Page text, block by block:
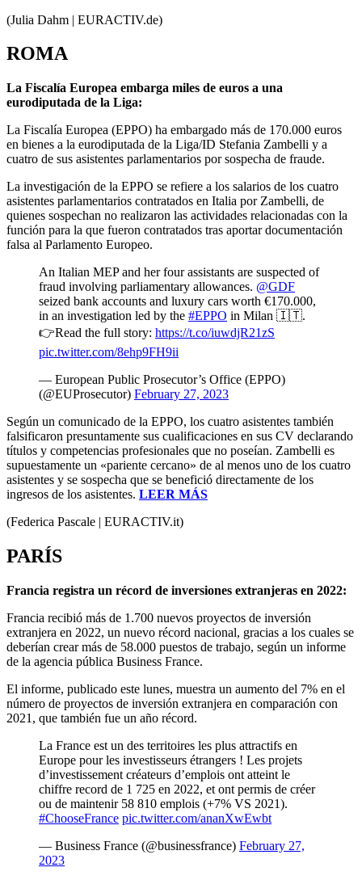
(Julia Dahm | EURACTIV.de)
ROMA
La Fiscalía Europea embarga miles de euros a una
eurodiputada de la Liga:
La Fiscalía Europea (EPPO) ha embargado más de 170.000 euros
en bienes a la eurodiputada de la Liga/ID Stefania Zambelli y a
cuatro de sus asistentes parlamentarios por sospecha de fraude.
La investigación de la EPPO se refiere a los salarios de los cuatro
asistentes parlamentarios contratados en Italia por Zambelli, de
quienes sospechan no realizaron las actividades relacionadas con la
función para la que fueron contratados tras aportar documentación
falsa al Parlamento Europeo.
An Italian MEP and her four assistants are suspected of
fraud involving parliamentary allowances. @GDF
seized bank accounts and luxury cars worth €170.000,
in an investigation led by the #EPPO in Milan 🇮🇹.
👉Read the full story: https://t.co/iuwdjR21zS
pic.twitter.com/8ehp9FH9ii
— European Public Prosecutor’s Office (EPPO)
(@EUProsecutor) February 27, 2023
Según un comunicado de la EPPO, los cuatro asistentes también
falsificaron presuntamente sus cualificaciones en sus CV declarando
títulos y competencias profesionales que no poseían. Zambelli es
supuestamente un «pariente cercano» de al menos uno de los cuatro
asistentes y se sospecha que se benefició directamente de los
ingresos de los asistentes. LEER MÁS
(Federica Pascale | EURACTIV.it)
PARÍS
Francia registra un récord de inversiones extranjeras en 2022:
Francia recibió más de 1.700 nuevos proyectos de inversión
extranjera en 2022, un nuevo récord nacional, gracias a los cuales se
deberían crear más de 58.000 puestos de trabajo, según un informe
de la agencia pública Business France.
El informe, publicado este lunes, muestra un aumento del 7% en el
número de proyectos de inversión extranjera en comparación con
2021, que también fue un año récord.
La France est un des territoires les plus attractifs en
Europe pour les investisseurs étrangers ! Les projets
d’investissement créateurs d’emplois ont atteint le
chiffre record de 1 725 en 2022, et ont permis de créer
ou de maintenir 58 810 emplois (+7% VS 2021).
#ChooseFrance pic.twitter.com/ananXwEwbt
— Business France (@businessfrance) February 27,
2023